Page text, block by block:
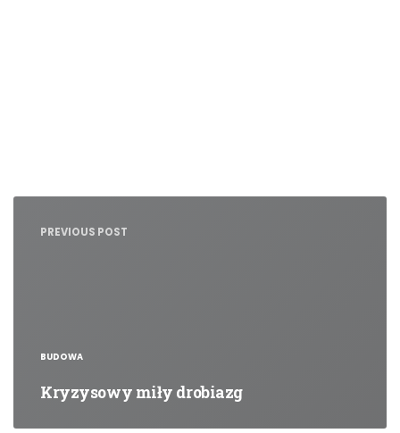
Nawigacja
PREVIOUS POST
BUDOWA
Kryzysowy miły drobiazg